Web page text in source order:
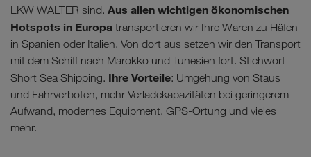
LKW WALTER sind. Aus allen wichtigen ökonomischen
Hotspots in Europa transportieren wir Ihre Waren zu Häfen
in Spanien oder Italien. Von dort aus setzen wir den Transport
mit dem Schiff nach Marokko und Tunesien fort. Stichwort
Short Sea Shipping. Ihre Vorteile: Umgehung von Staus
und Fahrverboten, mehr Verladekapazitäten bei geringerem
Aufwand, modernes Equipment, GPS-Ortung und vieles
mehr.